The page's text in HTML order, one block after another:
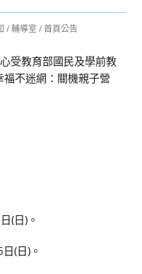
/ 輔導室 / 首頁公告
受教育部國民及學前教
不迷網：關機親子營
(日)。
(日)。